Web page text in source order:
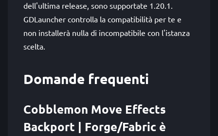
dell'ultima release, sono supportate 1.20.1.
GDLauncher controlla la compatibilità per te e
non installerà nulla di incompatibile con l'istanza
scelta.
Domande frequenti
Cobblemon Move Effects
Backport | Forge/Fabric è